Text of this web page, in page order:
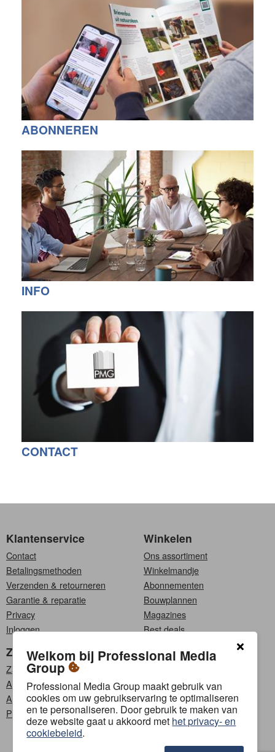
ABONNEREN
INFO
CONTACT
Klantenservice
Contact
Betalingsmethoden
Verzenden & retourneren
Garantie & reparatie
Privacy
Inloggen
Winkelen
Ons assortiment
Winkelmandje
Abonnementen
Bouwplannen
Magazines
Best deals
Zakelijk
Zakelijke klanten
Affiliate programma
Adverteren
PMG Content Lab
Kies een taal
Français
Volg ons
Welkom bij Professional Media
Group
Professional Media Group maakt gebruik van
cookies om uw gebruikservaring te optimaliseren
en te personaliseren. Door gebruik te maken van
deze website gaat u akkoord met het privacy- en
cookiebeleid.